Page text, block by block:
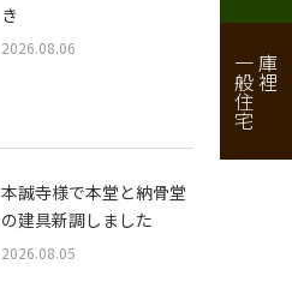
き
2026.08.06
本誠寺様で本堂と納骨堂
の建具新調しました
2026.08.05
庫裡
一般住宅